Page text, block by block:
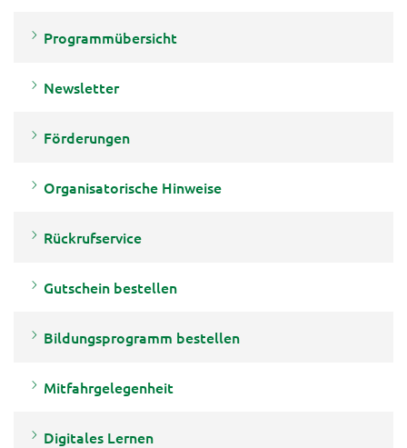
Programmübersicht
Newsletter
Förderungen
Organisatorische Hinweise
Rückrufservice
Gutschein bestellen
Bildungsprogramm bestellen
Mitfahrgelegenheit
Digitales Lernen